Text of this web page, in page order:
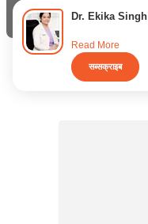
Dr. Ekika Singh
Read More
सब्सक्राइब